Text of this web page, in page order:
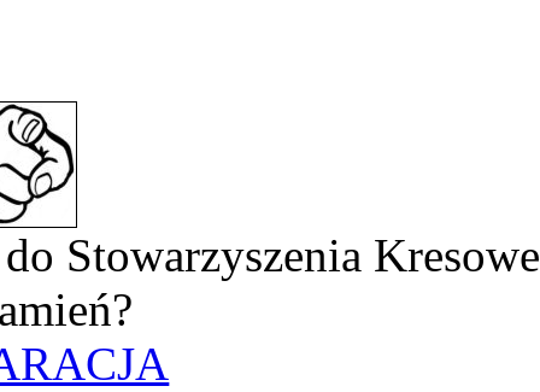
Stowarzyszenia